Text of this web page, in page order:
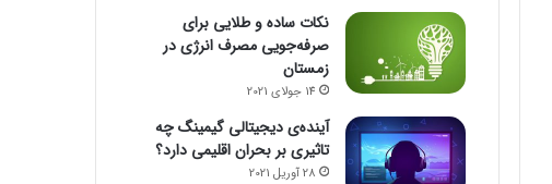
نکات ساده و طلایی برای
صرفه‌جویی مصرف انرژی در
زمستان
14 جولای 2021
آینده‌ی دیجیتالی گیمینگ چه
تاثیری بر بحران اقلیمی دارد؟
28 آوریل 2021